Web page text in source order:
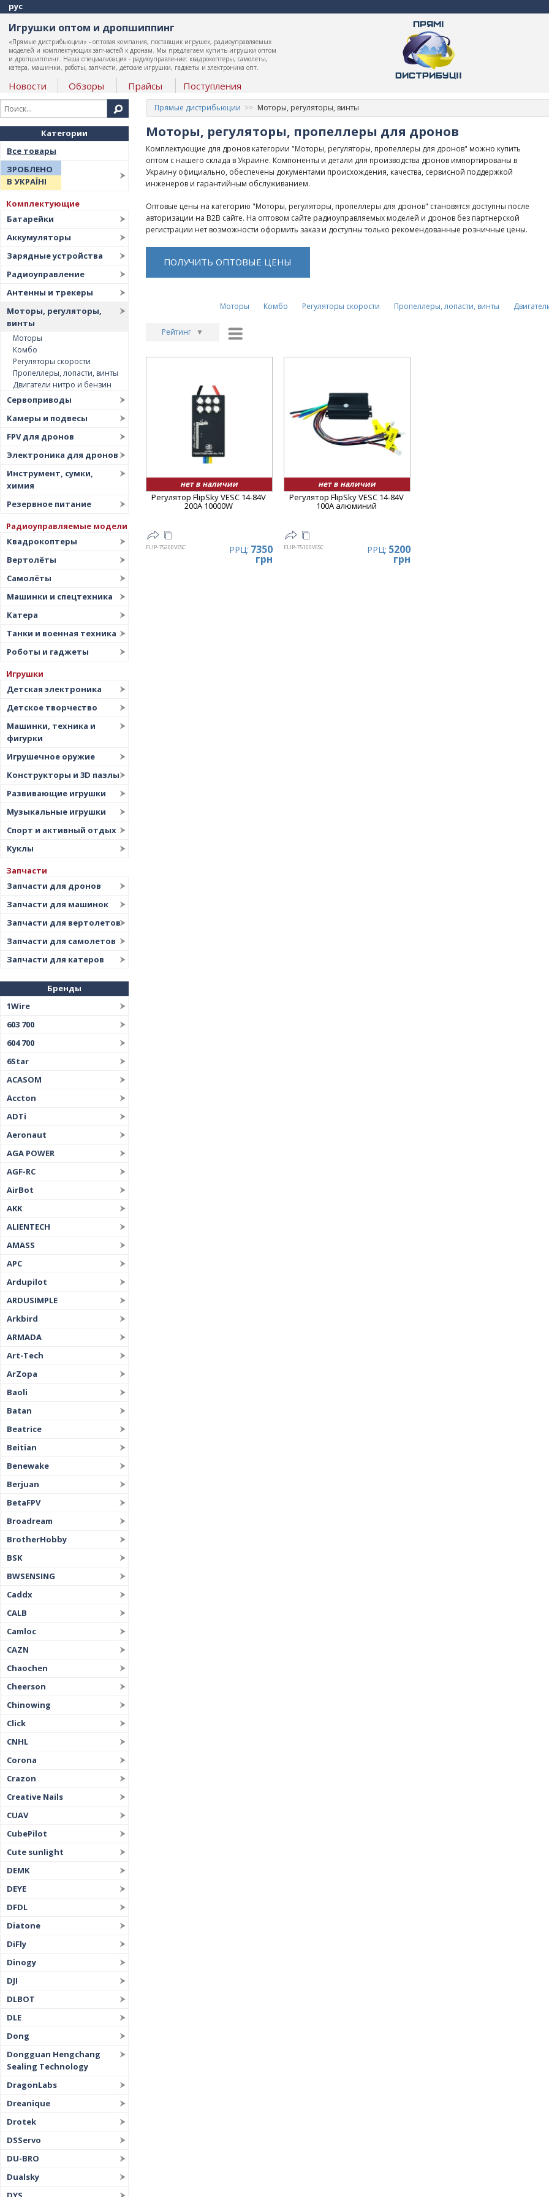
рус
Игрушки оптом и дропшиппинг
«Прямые дистрибьюции» - оптовая компания, поставщик игрушек, радиоуправляемых
моделей и комплектующих запчастей к дронам. Мы предлагаем купить игрушки оптом
и дропшиппинг. Наша специализация - радиоуправление: квадрокоптеры, самолеты,
катера, машинки, роботы, запчасти, детские игрушки, гаджеты и электроника опт.
Новости Обзоры Прайсы Поступления
Категории
Все товары
ЗРОБЛЕНО
В УКРАЇНІ
Комплектующие
Батарейки
Аккумуляторы
Зарядные устройства
Радиоуправление
Антенны и трекеры
Моторы, регуляторы,
винты
Моторы
Комбо
Регуляторы скорости
Пропеллеры, лопасти, винты
Двигатели нитро и бензин
Сервоприводы
Камеры и подвесы
FPV для дронов
Электроника для дронов
Инструмент, сумки,
химия
Резервное питание
Радиоуправляемые модели
Квадрокоптеры
Вертолёты
Самолёты
Машинки и спецтехника
Катера
Танки и военная техника
Роботы и гаджеты
Игрушки
Детская электроника
Детское творчество
Машинки, техника и
фигурки
Игрушечное оружие
Конструкторы и 3D пазлы
Развивающие игрушки
Музыкальные игрушки
Спорт и активный отдых
Куклы
Запчасти
Запчасти для дронов
Запчасти для машинок
Запчасти для вертолетов
Запчасти для самолетов
Запчасти для катеров
Бренды
1Wire
603 700
604 700
6Star
ACASOM
Accton
ADTi
Aeronaut
AGA POWER
AGF-RC
AirBot
AKK
ALIENTECH
AMASS
APC
Ardupilot
ARDUSIMPLE
Arkbird
ARMADA
Art-Tech
ArZopa
Baoli
Batan
Beatrice
Beitian
Benewake
Berjuan
BetaFPV
Broadream
BrotherHobby
BSK
BWSENSING
Caddx
CALB
Camloc
CAZN
Chaochen
Cheerson
Chinowing
Click
CNHL
Corona
Crazon
Creative Nails
CUAV
CubePilot
Cute sunlight
DEMK
DEYE
DFDL
Diatone
DiFly
Dinogy
DJI
DLBOT
DLE
Dong
Dongguan Hengchang
Sealing Technology
DragonLabs
Dreanique
Drotek
DSServo
DU-BRO
Dualsky
Прямые дистрибьюции Моторы, регуляторы, винты
Моторы, регуляторы, пропеллеры для дронов
Комплектующие для дронов категории "Моторы, регуляторы, пропеллеры для дронов" можно купить
оптом с нашего склада в Украине. Компоненты и детали для производства дронов импортированы в
Украину официально, обеспечены документами происхождения, качества, сервисной поддержкой
инженеров и гарантийным обслуживанием.
Оптовые цены на категорию "Моторы, регуляторы, пропеллеры для дронов" становятся доступны после
авторизации на B2B сайте. На оптовом сайте радиоуправляемых моделей и дронов без партнерской
регистрации нет возможности оформить заказ и доступны только рекомендованные розничные цены.
ПОЛУЧИТЬ ОПТОВЫЕ ЦЕНЫ
Моторы Комбо Регуляторы скорости Пропеллеры, лопасти, винты
Рейтинг ▼
▲
▼
нет в наличии
Регулятор FlipSky VESC 14-84V
200A 10000W
FLIP-75200VESC РРЦ: 7350
грн
нет в наличии
Регулятор FlipSky VESC 14-84V
100A алюминий
FLIP-75100VESC РРЦ: 5200
грн